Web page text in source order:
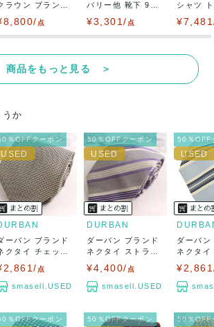
造品等が発覚しましたら、返品・返金に
、ご連絡お願い致します。
、メルペイ、銀行振込、PayPay、コンビ
込み)
送料表を確認する
日以内
べく最短で発送致します。
ラウン ブランド
点
バリー他 靴下 9点
¥3,301/ 点
シャツ
商品をもっと見る ＞
うか
％OFFクーポン
ーバン ブランド
クタイ チェック
点
smasell.USED
50％OFFクーポン
DURBAN
ダーバン ブランド
ネクタイ ストライ
¥4,400/ 点
smasell.USED
50％OFF
ダーバン
ネクタイ
％OFFクーポン 50％OFFクーポン 50％OFF